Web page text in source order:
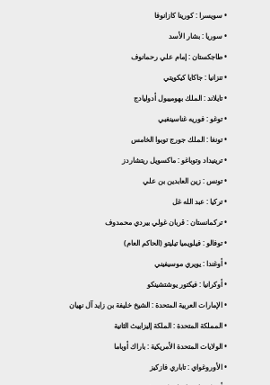
• سويسرا : كورينا كازانوفا
• سوريا : بشار الأسد
• طاجكستان : إمام علي رحمانوف
• تنزانيا : جاكايا كيكويتي
• تايلاند : الملك بهوميبول أدوليادج
• توغو : فوريه غناسينغبي
• تونغا : الملك جورج توبوا الخامس
• ترينيداد وتوباغو : ماكسويل ريتشاردز
• تونس : زين العابدين بن علي
• تركيا : عبد الله غل
• تركمانستان : قربان غولي بيردي محمدوف
• توفالو : فيلويميا تيليتو (الحاكم العام)
• أوغندا : يويري موسيفيني
• أوكرانيا : فيكتور يوشتشينكو
• الإمارات العربية المتحدة : الشيخ خليفة بن زايد آل نهيان
• المملكة المتحدة : الملكة إليزابيث الثانية
• الولايات المتحدة الأمريكية : باراك أوباما
• الأوروغواي : تاباري فازكيز